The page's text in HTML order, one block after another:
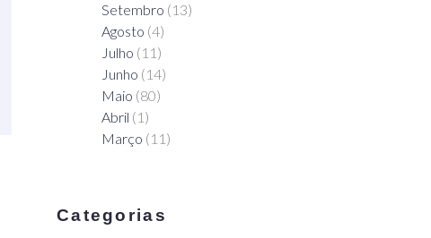
Setembro (13)
Agosto (4)
Julho (11)
Junho (14)
Maio (80)
Abril (1)
Março (11)
Categorias